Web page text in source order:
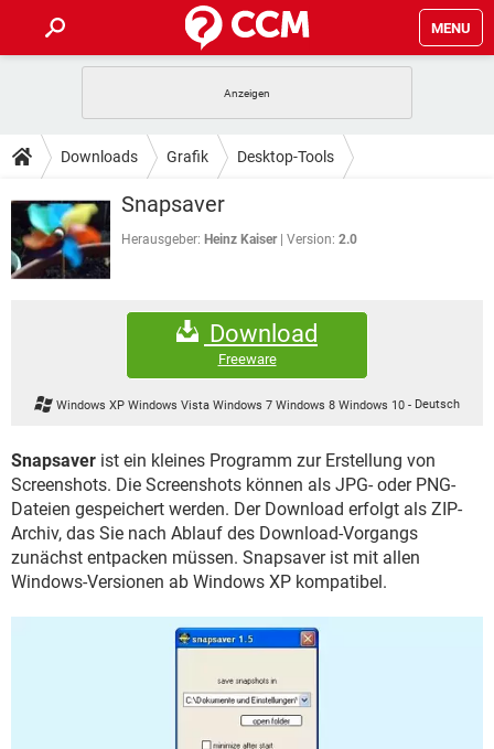
MENU
ANDROID IOS
WINDOWS 10
WHATSAPP TIKTOK
FACEBOOK
TIPPS & TRICKS
SPIELE
ANDROID
WINDOWS 10
HARDWARE
DOWNLOADS
SPIELE STREAMING
ANDROID
INSTAGRAM
TIKTOK
FORUM
IOS
INSTAGRAM
WHATSAPP TIKTOK
STREAMING
WHATSAPP TIKTOK
FACEBOOK HARDWARE
Downloads Grafik Desktop-Tools
BildschirmaufnahmeSnapsaver
Herausgeber: Heinz Kaiser Version: 2.0
Download
Freeware
Windows XP Windows Vista Windows 7 Windows 8 Windows 10- Deutsch
Snapsaver ist ein kleines Programm zur Erstellung von
Screenshots. Die Screenshots können als JPG- oder PNG-
Dateien gespeichert werden. Der Download erfolgt als ZIP-
Archiv, das Sie nach Ablauf des Download-Vorgangs
zunächst entpacken müssen. Snapsaver ist mit allen
Windows-Versionen ab Windows XP kompatibel.